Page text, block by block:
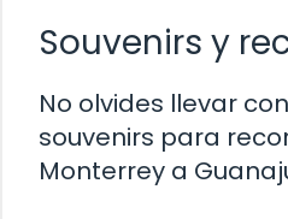
Souvenirs y
No olvides llevar
souvenirs para
Monterrey a